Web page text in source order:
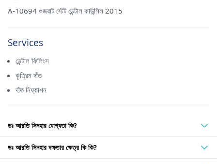
A-10694 গুজরাট স্টেট ডেন্টাল কাউন্সিল 2015
Services
ডেন্টাল ফিলিংস
কৃত্রিম দাঁত
দাঁত নিষ্কাশন
ডঃ আরতি সিনহার যোগ্যতা কি?
ডঃ আরতি সিনহার দক্ষতার ক্ষেত্র কি কি?